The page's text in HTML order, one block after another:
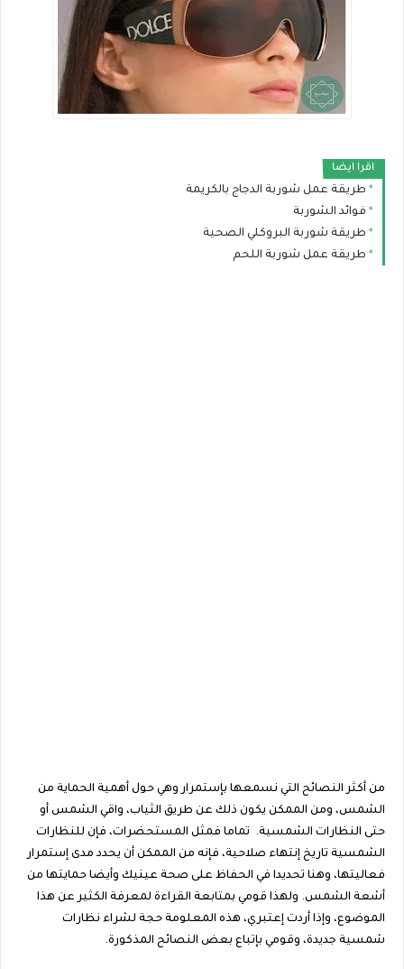
اقرا ايضا
طريقة عمل شوربة الدجاج بالكريمة
فوائد الشوربة
طريقة شوربة البروكلي الصحية
طريقة عمل شوربة اللحم
من أكثر النصائح التي نسمعها بإستمرار وهي حول أهمية الحماية من
الشمس، ومن الممكن يكون ذلك عن طريق الثياب، واقي الشمس أو
حتى النظارات الشمسية. تماما فمثل المستحضرات، فإن للنظارات
الشمسية تاريخ إنتهاء صلاحية، فإنه من الممكن أن يحدد مدى إستمرار
فعاليتها، وهنا تحديدا في الحفاظ على صحة عينيك وأيضا حمايتها من
أشعة الشمس. ولهذا قومي بمتابعة القراءة لمعرفة الكثير عن هذا
الموضوع، وإذا أردت إعتبري، هذه المعلومة حجة لشراء نظارات
شمسية جديدة، وقومي بإتباع بعض النصائح المذكورة.